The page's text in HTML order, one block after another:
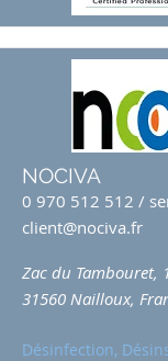
NOCIVA
0 970 512 512 /
client@nociva.fr
Zac du Tambouret,
31560 Nailloux,
Désinfection,